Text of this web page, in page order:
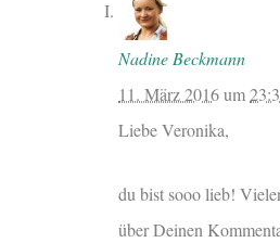
Nadine Beckmann
11. März 2016um
Liebe Veronika,
du bist sooo lieb!
über Deinen